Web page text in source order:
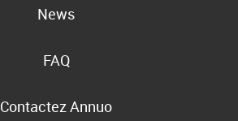
News
FAQ
Contactez Annuo